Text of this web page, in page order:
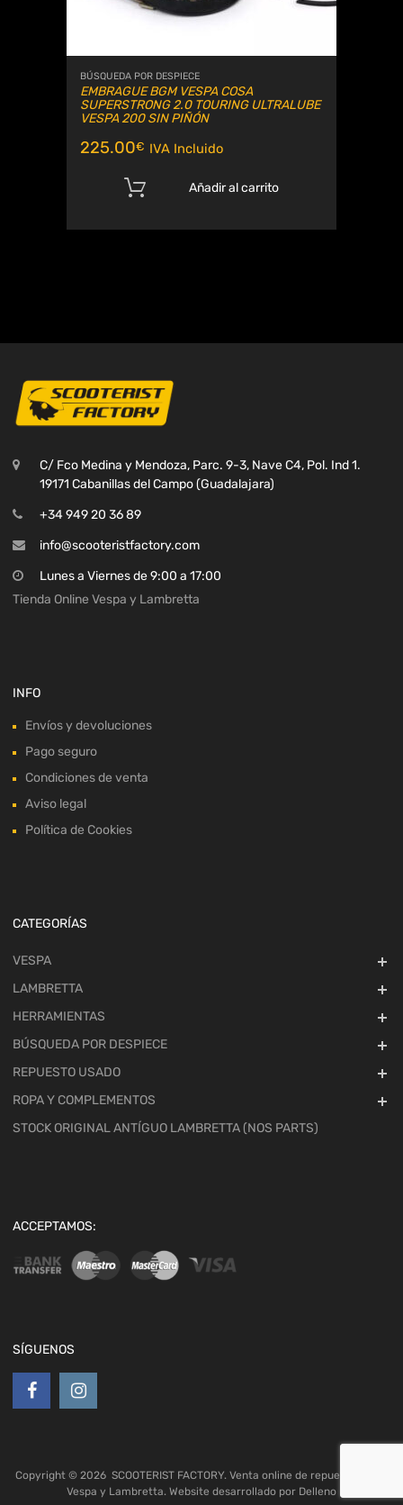
BÚSQUEDA POR DESPIECE
EMBRAGUE BGM VESPA COSA
SUPERSTRONG 2.0 TOURING ULTRALUBE
VESPA 200 SIN PIÑÓN
225.00€ IVA Incluido
Añadir al carrito
C/ Fco Medina y Mendoza, Parc. 9-3, Nave C4, Pol. Ind 1.
19171 Cabanillas del Campo (Guadalajara)
+34 949 20 36 89
info@scooteristfactory.com
Lunes a Viernes de 9:00 a 17:00
Tienda Online Vespa y Lambretta
INFO
Envíos y devoluciones
Pago seguro
Condiciones de venta
Aviso legal
Política de Cookies
CATEGORÍAS
VESPA
LAMBRETTA
HERRAMIENTAS
BÚSQUEDA POR DESPIECE
REPUESTO USADO
ROPA Y COMPLEMENTOS
STOCK ORIGINAL ANTÍGUO LAMBRETTA (NOS PARTS)
ACCEPTAMOS:
SÍGUENOS
Copyright © 2026 SCOOTERIST FACTORY. Venta online de repuestos para
Vespa y Lambretta. Website desarrollado por Delleno